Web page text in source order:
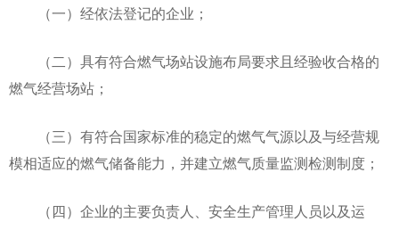
（一）经依法登记的企业；
（二）具有符合燃气场站设施布局要求且经验收合格的
燃气经营场站；
（三）有符合国家标准的稳定的燃气气源以及与经营规
模相适应的燃气储备能力，并建立燃气质量监测检测制度；
（四）企业的主要负责人、安全生产管理人员以及运